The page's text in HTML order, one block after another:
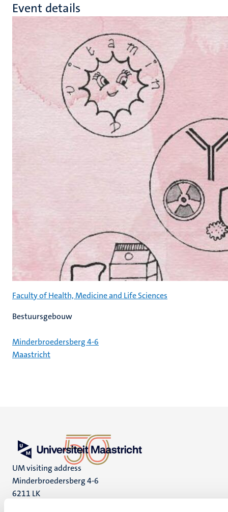
Event details
Faculty of Health, Medicine and Life Sciences
Bestuursgebouw
Minderbroedersberg 4-6
Maastricht
UM visiting address
Minderbroedersberg 4-6
6211 LK